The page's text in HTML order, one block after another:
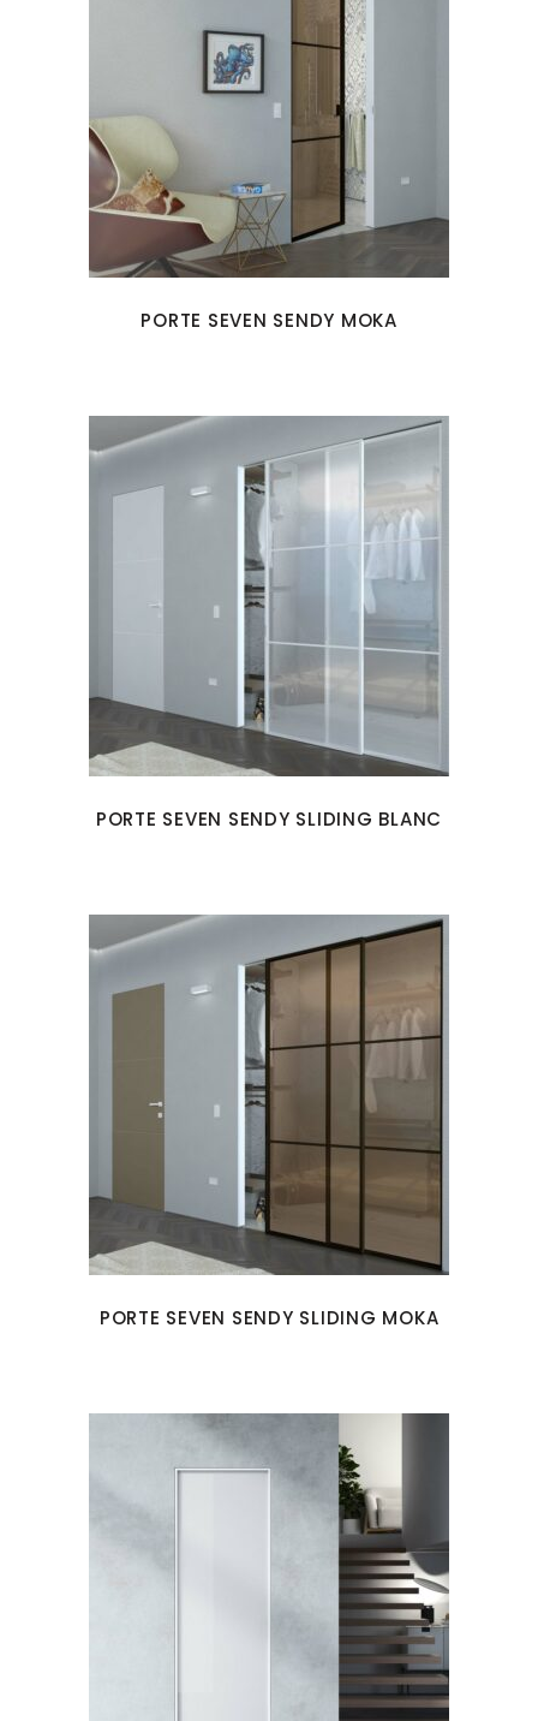
PORTE SEVEN SENDY MOKA
PORTE SEVEN SENDY SLIDING BLANC
PORTE SEVEN SENDY SLIDING MOKA